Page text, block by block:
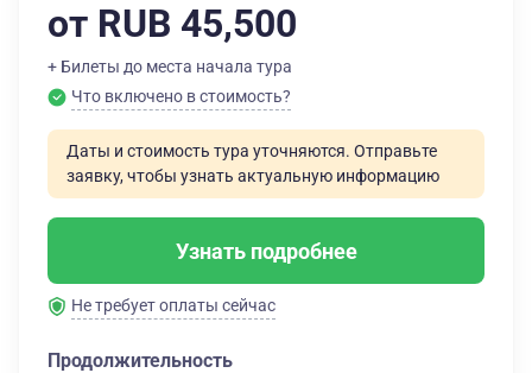
от RUB 45,500
+ Билеты до места начала тура
Что включено в стоимость?
Даты и стоимость тура уточняются. Отправьте
заявку, чтобы узнать актуальную информацию
Узнать подробнее
Не требует оплаты сейчас
Продолжительность